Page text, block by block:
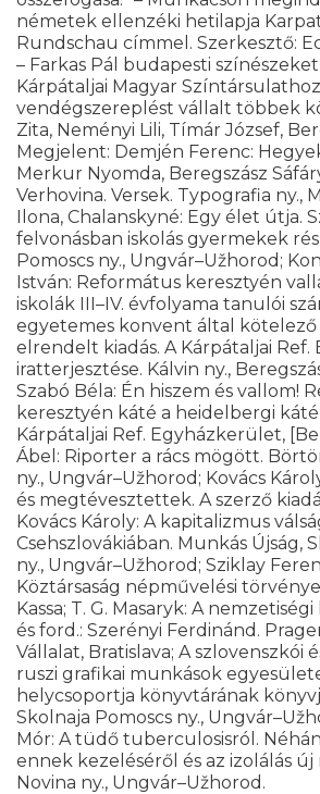
németek ellenzéki hetilapja
Rundschau címmel. Szerkesztő:
– Farkas Pál budapesti
Kárpátaljai Magyar
vendégszereplést vállalt többek
Zita, Neményi Lili, Tímár József,
Megjelent: Demjén Ferenc:
Merkur Nyomda, Beregszász
Verhovina. Versek. Typografia ny.,
Ilona, Chalanskyné: Egy élet útja.
felvonásban iskolás gyermekek
Pomoscs ny., Ungvár–Užhorod;
István: Református keresztyén
iskolák III–IV. évfolyama tanulói
egyetemes konvent által kötelező
elrendelt kiadás. A Kárpátaljai
iratterjesztése. Kálvin ny.,
Szabó Béla: Én hiszem és vallom!
keresztyén káté a heidelbergi káté
Kárpátaljai Ref. Egyházkerület,
Ábel: Riporter a rács mögött.
ny., Ungvár–Užhorod; Kovács
és megtévesztettek. A szerző
Kovács Károly: A kapitalizmus
Csehszlovákiában. Munkás Újság,
ny., Ungvár–Užhorod; Sziklay
Köztársaság népművelési
Kassa; T. G. Masaryk: A
és ford.: Szerényi Ferdinánd.
Vállalat, Bratislava; A szlovenszkói
ruszi grafikai munkások
helycsoportja könyvtárának
Skolnaja Pomoscs ny.,
Mór: A tüdő tuberculosisról.
ennek kezeléséről és az izolálás új
Novina ny., Ungvár–Užhorod.